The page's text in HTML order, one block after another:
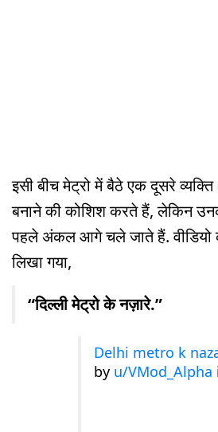
इसी बीच मेट्रो में बैठे एक दूसरे
बनाने की कोशिश करते हैं, लेकिन
पहले अंकल आगे चले जाते हैं. वीडियो
लिखा गया,
“दिल्ली मेट्रो के नज़ारे.”
Delhi metro k
by u/VMod_Alpha